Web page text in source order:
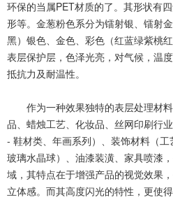
环保的当 属PET材质的了 。 其形状有四
形等。 金葱粉色系分为镭射银 镭射金
黑） 银色 金色 彩色 （红蓝绿紫桃红
表层保护层 ， 色泽光亮 ， 对气候 ， 温度
抵抗力及耐温性。
作为一种效果独特的表层处理材料
品
蜡烛工艺 化妆品 丝网印刷行业
- 鞋材类 年画系列） 装饰材料 （工
玻璃水晶球） 油漆装潢 家具喷漆 ，
域 ， 其特点在于增强产品的视觉效果 ，
立体感。 而其高度闪光的特性 ， 更使得